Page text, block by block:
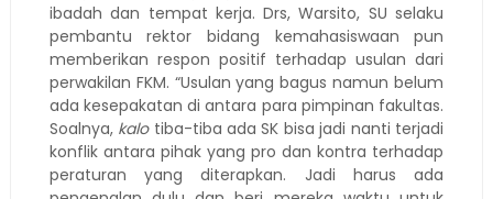
ibadah dan tempat kerja. Drs, Warsito, SU selaku
pembantu rektor bidang kemahasiswaan pun
memberikan respon positif terhadap usulan dari
perwakilan FKM. “Usulan yang bagus namun belum
ada kesepakatan di antara para pimpinan fakultas.
Soalnya, kalotiba-tiba ada SK bisa jadi nanti terjadi
konflik antara pihak yang pro dan kontra terhadap
peraturan yang diterapkan. Jadi harus ada